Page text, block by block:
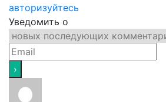
авторизуйтесь
Уведомить о